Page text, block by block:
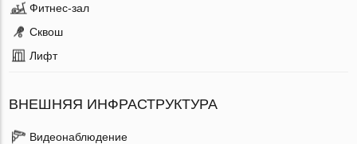
Фитнес-зал
Сквош
Лифт
ВНЕШНЯЯ ИНФРАСТРУКТУРА
Видеонаблюдение